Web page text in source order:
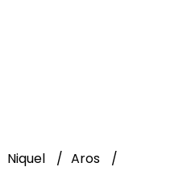
Niquel
Aros